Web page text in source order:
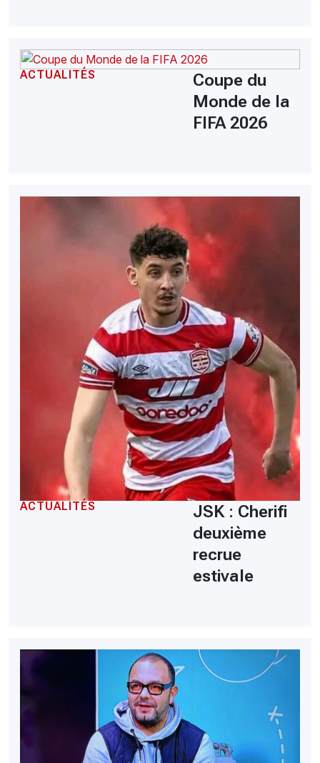
ACTUALITÉS
Coupe du
Monde de la
FIFA 2026
ACTUALITÉS
JSK : Cherifi
deuxième
recrue
estivale